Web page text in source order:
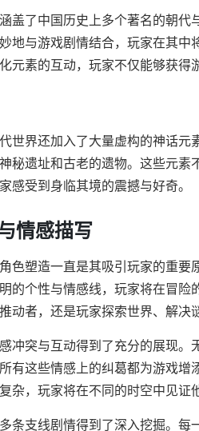
盖了中国历史上多个著名的朝代
地与游戏剧情结合，玩家在其中
元素的互动，玩家不仅能够获得
世界还加入了大量虚构的神话元
秘遗址和古老的遗物。这些元素
感受到身临其境的震撼与好奇。
情感描写
色塑造一直是其吸引玩家的重要
的个性与情感线，玩家将在冒险
动者，还是玩家探索世界、解决
冲突与互动得到了充分的展现。
有这些情感上的纠葛都为游戏增
杂，玩家将在不同的时空中见证
条支线剧情得到了深入挖掘。